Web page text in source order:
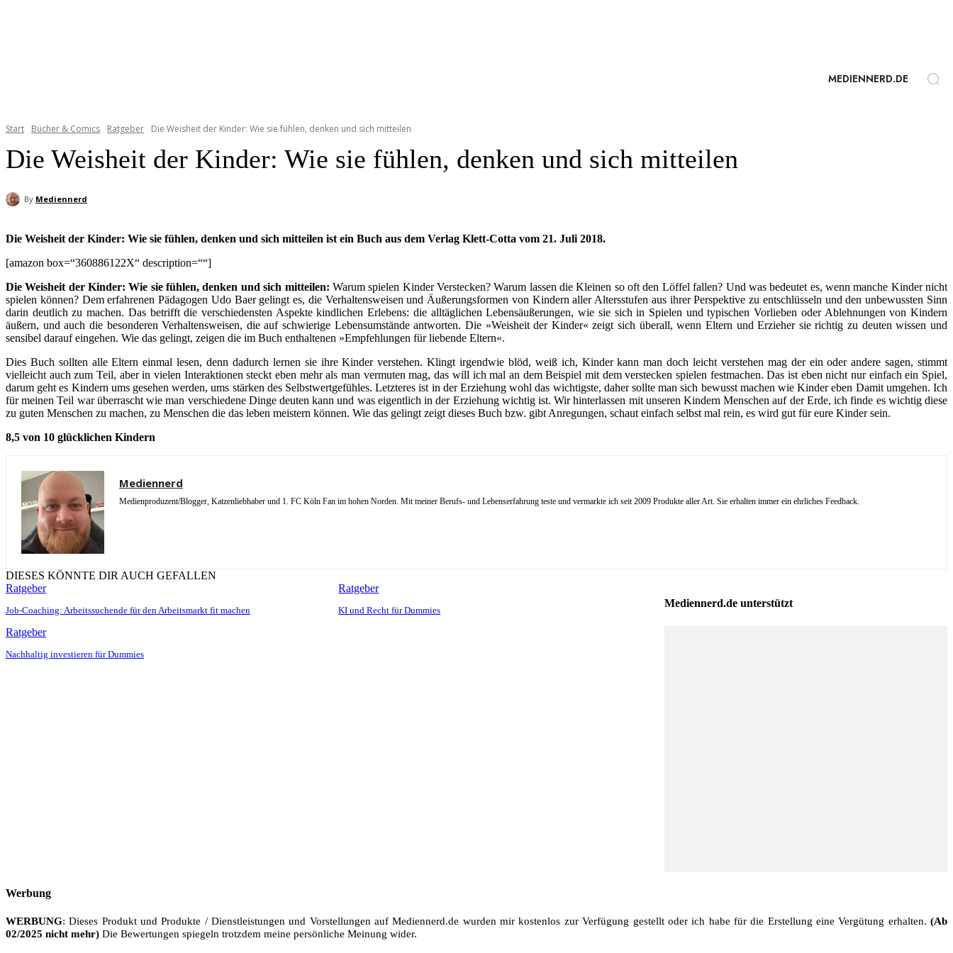
MEDIENNERD.DE
Start Bücher & Comics Ratgeber Die Weisheit der Kinder: Wie sie fühlen, denken und sich mitteilen
Die Weisheit der Kinder: Wie sie fühlen, denken und sich mitteilen
By Mediennerd
Die Weisheit der Kinder: Wie sie fühlen, denken und sich mitteilen ist ein Buch aus dem Verlag Klett-Cotta vom 21. Juli 2018.
[amazon box=“360886122X“ description=““]
Die Weisheit der Kinder: Wie sie fühlen, denken und sich mitteilen: Warum spielen Kinder Verstecken? Warum lassen die Kleinen so oft den Löffel fallen? Und was bedeutet es, wenn manche Kinder nicht
spielen können? Dem erfahrenen Pädagogen Udo Baer gelingt es, die Verhaltensweisen und Äußerungsformen von Kindern aller Altersstufen aus ihrer Perspektive zu entschlüsseln und den unbewussten Sinn
darin deutlich zu machen. Das betrifft die verschiedensten Aspekte kindlichen Erlebens: die alltäglichen Lebensäußerungen, wie sie sich in Spielen und typischen Vorlieben oder Ablehnungen von Kindern
äußern, und auch die besonderen Verhaltensweisen, die auf schwierige Lebensumstände antworten. Die »Weisheit der Kinder« zeigt sich überall, wenn Eltern und Erzieher sie richtig zu deuten wissen und
sensibel darauf eingehen. Wie das gelingt, zeigen die im Buch enthaltenen »Empfehlungen für liebende Eltern«.
Dies Buch sollten alle Eltern einmal lesen, denn dadurch lernen sie ihre Kinder verstehen. Klingt irgendwie blöd, weiß ich, Kinder kann man doch leicht verstehen mag der ein oder andere sagen, stimmt
vielleicht auch zum Teil, aber in vielen Interaktionen steckt eben mehr als man vermuten mag, das will ich mal an dem Beispiel mit dem verstecken spielen festmachen. Das ist eben nicht nur einfach ein Spiel,
darum geht es Kindern ums gesehen werden, ums stärken des Selbstwertgefühles. Letzteres ist in der Erziehung wohl das wichtigste, daher sollte man sich bewusst machen wie Kinder eben Damit umgehen. Ich
für meinen Teil war überrascht wie man verschiedene Dinge deuten kann und was eigentlich in der Erziehung wichtig ist. Wir hinterlassen mit unseren Kindern Menschen auf der Erde, ich finde es wichtig diese
zu guten Menschen zu machen, zu Menschen die das leben meistern können. Wie das gelingt zeigt dieses Buch bzw. gibt Anregungen, schaut einfach selbst mal rein, es wird gut für eure Kinder sein.
8,5 von 10 glücklichen Kindern
Mediennerd
Medienproduzent/Blogger, Katzenliebhaber und 1. FC Köln Fan im hohen Norden. Mit meiner Berufs- und Lebenserfahrung teste und vermarkte ich seit 2009 Produkte aller Art. Sie erhalten immer ein ehrliches Feedback.
DIESES KÖNNTE DIR AUCH GEFALLEN
Ratgeber
Job-Coaching: Arbeitssuchende für den Arbeitsmarkt fit machen
Ratgeber
KI und Recht für Dummies
Ratgeber
Nachhaltig investieren für Dummies
Mediennerd.de unterstützt
Werbung
WERBUNG: Dieses Produkt und Produkte / Dienstleistungen und Vorstellungen auf Mediennerd.de wurden mir kostenlos zur Verfügung gestellt oder ich habe für die Erstellung eine Vergütung erhalten. (Ab
02/2025 nicht mehr) Die Bewertungen spiegeln trotzdem meine persönliche Meinung wider.